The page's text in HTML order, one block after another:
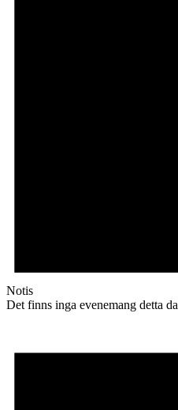
Notis
Det finns inga evenemang detta